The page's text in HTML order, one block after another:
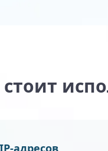
адресов